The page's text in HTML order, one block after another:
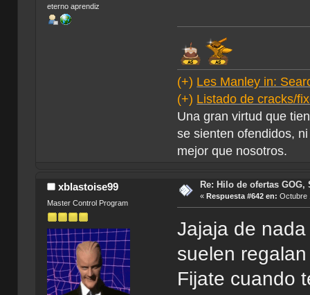
eterno aprendiz
(+) Les Manley in:
(+) Listado de cracks/
Una gran virtud que
se sienten ofendidos,
mejor que nosotros.
xblastoise99
Master Control Program
Re: Hilo de ofertas GOG,
« Respuesta #642 en: Octubre
Jajaja de
suelen
Fijate cuando